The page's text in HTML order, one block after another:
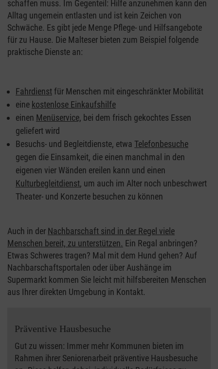
schaffen muss. Im Gegenteil: Hilfe anzunehmen kann den
Alltag ungemein entlasten und ist kein Zeichen von
Schwäche. Es gibt jede Menge Pflege- und Hilfsangebote
für zu Hause. Die Malteser bieten zum Beispiel folgende
praktische Dienste an:
Fahrdienst für Menschen mit eingeschränkter Mobilität
eine kostenlose Einkaufshilfe
einen Menüservice, bei dem frisch gekochtes Essen
geliefert wird
Besuchs- und Begleitdienste, etwa Telefonbesuche
gegen die Einsamkeit, die einen manchmal in den
eigenen vier Wänden ereilen kann und einen
Kulturbegleitdienst, um auch im Alter noch unbeschwert
Theater- und Konzerte besuchen zu können
Auch in der Nachbarschaft sind in der Regel viele
Menschen bereit, zu unterstützen. Ein Regal anbringen?
Etwas Schweres tragen? Mal mit dem Hund gehen? Auf
Nachbarschaftsportalen oder über Aushänge im
Supermarkt kommen Sie leicht mit hilfsbereiten Menschen
aus Ihrer direkten Umgebung in Kontakt.
Präventive Hausbesuche
Gut zu wissen: Immer mehr Kommunen bieten im
Rahmen ihrer Seniorenarbeit präventive Hausbesuche